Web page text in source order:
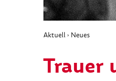
Aktuell › Neues
Trauer